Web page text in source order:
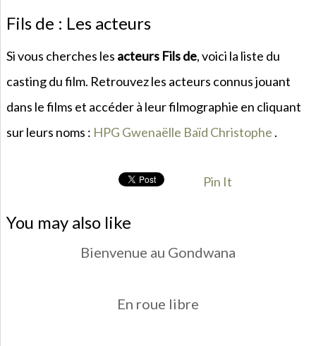
Fils de : Les acteurs
Si vous cherches les acteurs Fils de, voici la liste du
casting du film. Retrouvez les acteurs connus jouant
dans le films et accéder à leur filmographie en cliquant
sur leurs noms : HPG Gwenaëlle Baïd Christophe .
Pin It
You may also like
Bienvenue au Gondwana
En roue libre